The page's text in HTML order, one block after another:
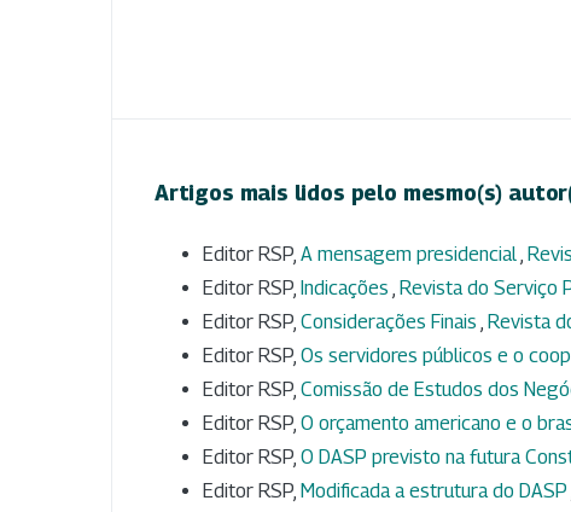
Artigos mais lidos pelo mesmo(s)
Editor RSP, A mensagem presidencial,
Editor RSP, Indicações , Revista do Serviço
Editor RSP, Considerações Finais , Revista
Editor RSP, Os servidores públicos e o
Editor RSP, Comissão de Estudos dos
Editor RSP, O orçamento americano e o
Editor RSP, O DASP previsto na futura
Editor RSP, Modificada a estrutura do DASP